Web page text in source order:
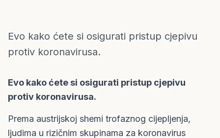
Austrija
Evo kako ćete si osigurati pristup cjepivu
protiv koronavirusa.
Evo kako ćete si osigurati pristup cjepivu
protiv koronavirusa.
Prema austrijskoj shemi trofaznog cijepljenja,
ljudima u rizičnim skupinama za koronavirus